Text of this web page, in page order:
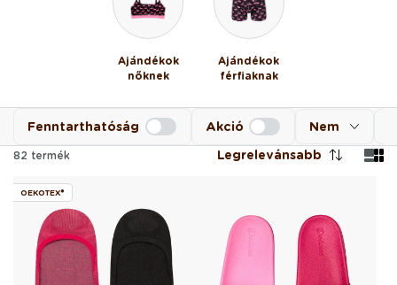
Ajándékok
nőknek
Ajándékok
férfiaknak
Nem
Fenntarthatóság Akció
82 termék Legrelevánsabb
OEKOTEX®